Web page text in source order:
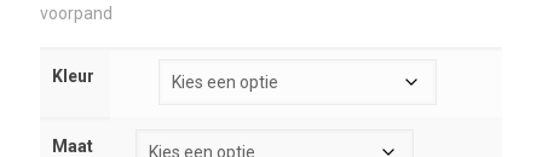
voorpand
Kleur
Maat